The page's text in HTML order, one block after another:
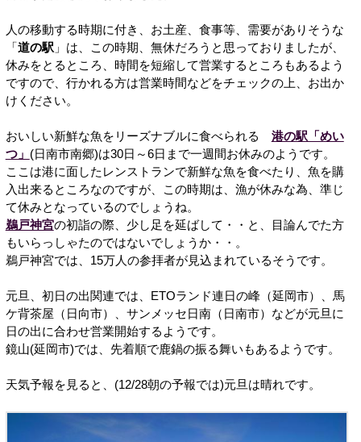
人の移動する時期に付き、お土産、食事等、需要がありそうな
「 道の駅 」は、この時期、無休だろうと思っておりましたが、
休みをとるところ、時間を短縮して営業するところもあるよう
ですので、行かれる方は営業時間などをチェックの上、お出か
けください。
おいしい新鮮な魚をリーズナブルに食べられる 港の駅「めい
つ」 (日南市南郷)は30日～6日まで一週間お休みのようです。
ここは港に面したレンストランで新鮮な魚を食べたり、魚を購
入出来るところなのですが、この時期は、漁が休みな為、準じ
て休みとなっているのでしょうね。
鵜戸神宮の初詣の際、少し足を延ばして・・と、目論んでた方
もいらっしゃたのではないでしょうか・・。
鵜戸神宮では、15万人の参拝者が見込まれているそうです。
元旦、初日の出関連では、ETOランド連日の峰（延岡市）、馬
ケ背茶屋（日向市）、サンメッセ日南（日南市）などが元旦に
日の出に合わせ営業開始するようです。
鏡山(延岡市)では、先着順で鹿鍋の振る舞いもあるようです。
天気予報を見ると、(12/28朝の予報では)元旦は晴れです。